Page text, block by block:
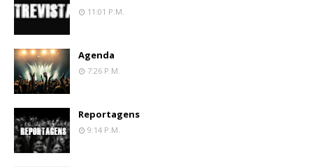
11:01 P.m.
Agenda
7:26 P.m.
Reportagens
9:14 P.m.